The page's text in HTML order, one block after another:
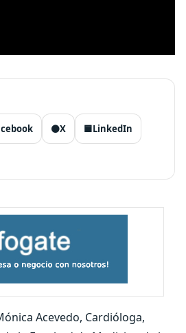
⚫X 🟦LinkedIn
Acevedo, Cardióloga,